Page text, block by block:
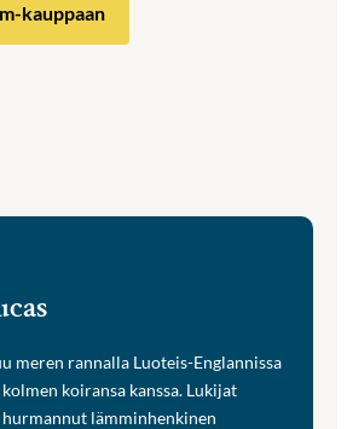
kauppaan
meren rannalla Luoteis-Englannissa
koiransa kanssa. Lukijat
lämminhenkinen